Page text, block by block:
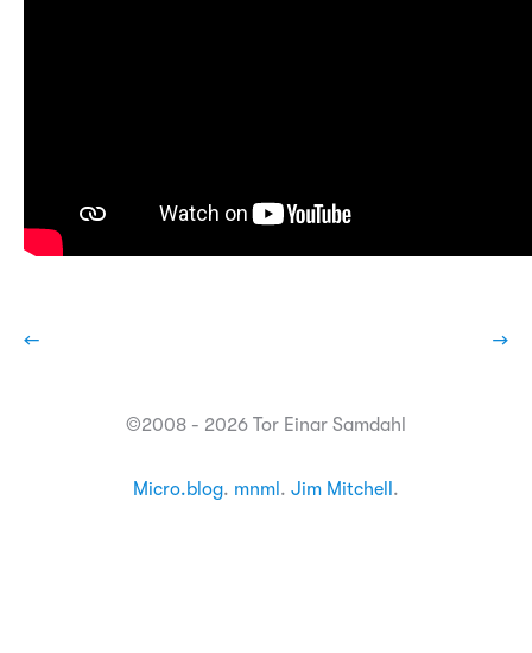
← →
©2008 - 2026 Tor Einar Samdahl
Micro.blog. mnml . Jim Mitchell .